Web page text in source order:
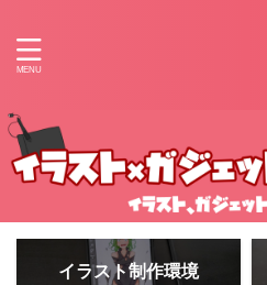
イラスト制作環境